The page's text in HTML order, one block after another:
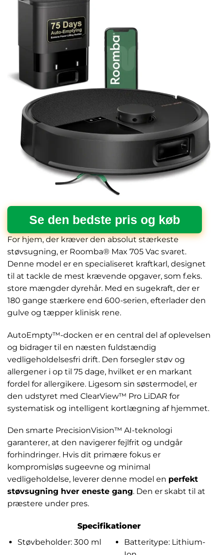
Se den bedste pris og køb
For hjem, der kræver den absolut stærkeste
støvsugning, er Roomba® Max 705 Vac svaret.
Denne model er en specialiseret kraftkarl, designet
til at tackle de mest krævende opgaver, som f.eks.
store mængder dyrehår. Med en sugekraft, der er
180 gange stærkere end 600-serien, efterlader den
gulve og tæpper klinisk rene.
AutoEmpty™-docken er en central del af oplevelsen
og bidrager til en næsten fuldstændig
vedligeholdelsesfri drift. Den forsegler støv og
allergener i op til 75 dage, hvilket er en markant
fordel for allergikere. Ligesom sin søstermodel, er
den udstyret med ClearView™ Pro LiDAR for
systematisk og intelligent kortlægning af hjemmet.
Den smarte PrecisionVision™ AI-teknologi
garanterer, at den navigerer fejlfrit og undgår
forhindringer. Hvis dit primære fokus er
kompromisløs sugeevne og minimal
vedligeholdelse, leverer denne model en perfekt
støvsugning hver eneste gang. Den er skabt til at
præstere under pres.
Specifikationer
Støvbeholder: 300 ml
Batteritype: Lithium-